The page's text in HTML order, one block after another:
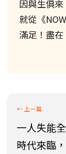
因與生俱
就從《
滿足！盡在
一人失能
時代來臨